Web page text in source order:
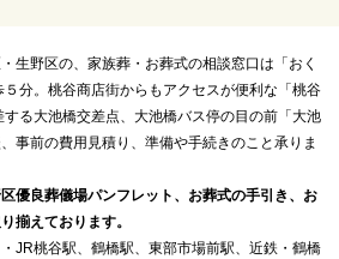
生野区の、家族葬・お葬式の相談窓口は「おく
分。桃谷商店街からもアクセスが便利な「桃谷
る大池橋交差点、大池橋バス停の目の前「大池
事前の費用見積り、準備や手続きのこと承りま
優良葬儀場パンフレット、お葬式の手引き、お
揃えております。
JR桃谷駅、鶴橋駅、東部市場前駅、近鉄・鶴橋